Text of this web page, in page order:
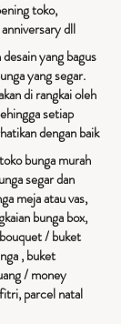
toko,
dll
yang bagus
yang segar.
di rangkai oleh
setiap
dengan baik
bunga murah
segar dan
meja atau vas,
bunga box,
/ buket
, buket
/ money
parcel natal